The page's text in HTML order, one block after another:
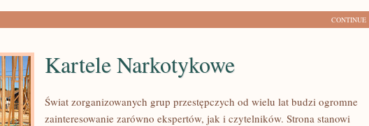
CONTINUE
Kartele Narkotykowe
Świat zorganizowanych grup przestępczych od wielu lat budzi ogromne
zainteresowanie zarówno ekspertów, jak i czytelników. Strona stanowi